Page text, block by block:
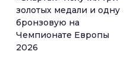
золотых медали и одну
бронзовую на
Чемпионате Европы
2026